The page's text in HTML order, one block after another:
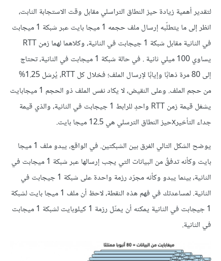
لتقدير أهمية زيادة حيز النطاق التراسلي مقابل وقت الاستجابة الثابت،
انظر إلى ما يتطلّبه إرسال ملف حجمه 1 ميجا بايت عبر شبكة 1 ميجابت
في الثانية مقابل شبكة 1 جيجابت في الثانية، وكلاهما لهما زمن RTT
يساوي 100 ميلي ثانية . في حالة شبكة 1 ميجابت في الثانية، تحتاج
إلى 80 مرة ذهابًا وإيابًا لإرسال الملف؛ فخلال كل RTT، يُرسَل 1.25%
من حجم الملف. وعلى النقيض، لا يكاد نفس الملف ذو الحجم 1 ميجابايت
يشغل قيمة زمن RTT واحدٍ للرابط 1 جيجابت في الثانية، والذي قيمة
جداء التأخيرxحيز النطاق الترسلي هي 12.5 ميجا بايت.
يوضح الشكل التالي الفرق بين الشبكتين. في الواقع، يبدو ملف 1 ميجا
بايت وكأنه تدفقٌ من البيانات التي يجب إرسالها عبر شبكة 1 ميجابت في
الثانية، بينما يبدو وكأنه مجرّد رزمة واحدة على شبكة 1 جيجابت في
الثانية. لمساعدتك في فهم هذه النقطة، لاحظ أن ملف 1 ميجا بايت لشبكة
1 جيجابت في الثانية يمكنه أن يمثّل رزمة 1 كيلوبايت لشبكة 1 ميجابت
في الثانية.